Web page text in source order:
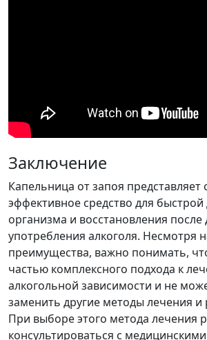
Заключение
Капельница от запоя представляет
эффективное средство для быстрой
организма и восстановления после
употребления алкоголя. Несмотря
преимущества, важно понимать,
частью комплексного подхода к
алкогольной зависимости и не
заменить другие методы лечения и
При выборе этого метода лечения
консультироваться с